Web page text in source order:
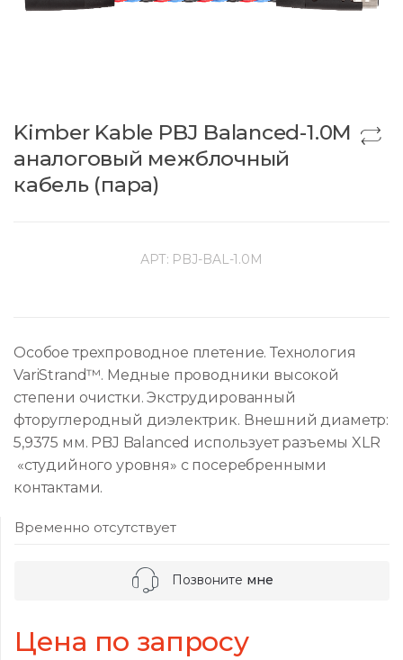
Kimber Kable PBJ Balanced-1.0M
аналоговый межблочный
кабель (пара)
АРТ: PBJ-BAL-1.0M
Особое трехпроводное плетение. Технология
VariStrand™. Медные проводники высокой
степени очистки. Экструдированный
фторуглеродный диэлектрик. Внешний диаметр:
5,9375 мм. PBJ Balanced использует разъемы XLR
«студийного уровня» с посеребренными
контактами.
Временно отсутствует
Позвоните мне
Цена по запросу